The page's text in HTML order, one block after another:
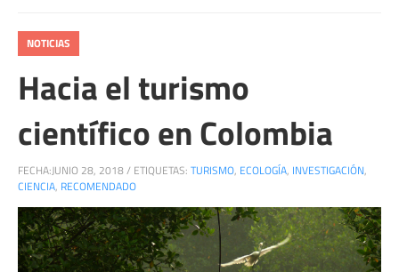
NOTICIAS
Hacia el turismo
científico en Colombia
FECHA:JUNIO 28, 2018/ ETIQUETAS: TURISMO, ECOLOGÍA, INVESTIGACIÓN,
CIENCIA, RECOMENDADO